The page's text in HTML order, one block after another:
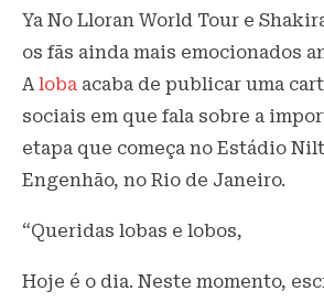
Ya No Lloran World Tour e
os fãs ainda mais emocionados
Aloba acaba de publicar uma
sociais em que fala sobre a
etapa que começa no Estádio
Engenhão, no Rio de Janeiro.
“Queridas lobas e lobos,
Hoje é o dia. Neste momento,